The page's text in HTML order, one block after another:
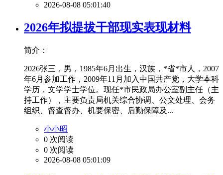
2026-08-08 05:01:40
2026年拟提拔干部现实表现材料
简介：
2026张三，男，1985年6月出生，汉族，*省*市人，2007
年6月参加工作，2009年11月加入中国共产党，大学本科
学历，文学学士学位。现任*市民政局办公室副主任（主
持工作），主要负责局机关综合协调、公文处理、会务
组织、督查督办、机要保密、后勤保障及...
小小昭
0 次阅读
0 次阅读
2026-08-08 05:01:09